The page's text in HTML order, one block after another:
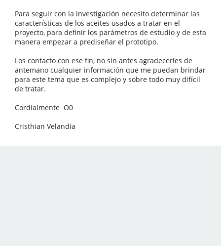
Para seguir con la investigación necesito determinar las
características de los aceites usados a tratar en el
proyecto, para definir los parámetros de estudio y de esta
manera empezar a prediseñar el prototipo.
Los contacto con ese fin, no sin antes agradecerles de
antemano cualquier información que me puedan brindar
para este tema que es complejo y sobre todo muy difícil
de tratar.
Cordialmente O0
Cristhian Velandia